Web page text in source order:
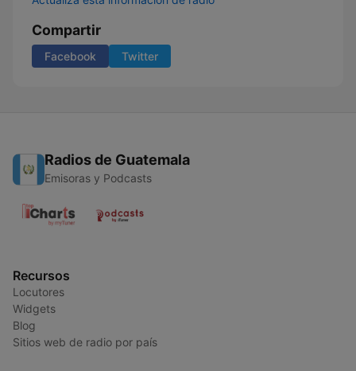
Compartir
Facebook Twitter
Radios de Guatemala
Emisoras y Podcasts
Recursos
Locutores
Widgets
Blog
Sitios web de radio por país